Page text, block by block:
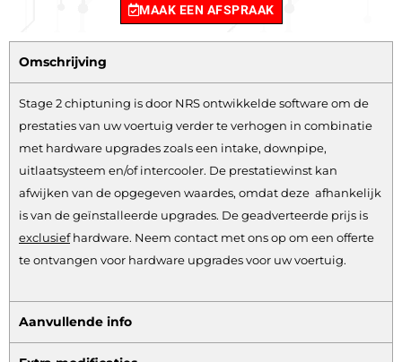
MAAK EEN AFSPRAAK
Omschrijving
Stage 2 chiptuning is door NRS ontwikkelde software om de
prestaties van uw voertuig verder te verhogen in combinatie
met hardware upgrades zoals een intake, downpipe,
uitlaatsysteem en/of intercooler. De prestatiewinst kan
afwijken van de opgegeven waardes, omdat deze afhankelijk
is van de geïnstalleerde upgrades. De geadverteerde prijs is
exclusiefhardware. Neem contact met ons op om een offerte
te ontvangen voor hardware upgrades voor uw voertuig.
Aanvullende info